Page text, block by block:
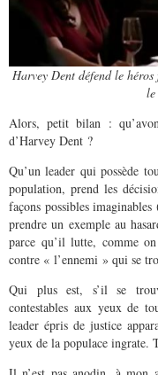
Harvey Dent défend le héros
le
Alors, petit bilan :
d’Harvey Dent ?
Qu’un leader qui possède
population, prend les
façons possibles
prendre un exemple au
parce qu’il lutte, comme
contre « l’ennemi » qui se
Qui plus est, s’il se
contestables aux yeux de
leader épris de justice
yeux de la populace ingrate.